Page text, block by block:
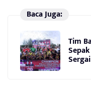
Baca Juga:
Tim